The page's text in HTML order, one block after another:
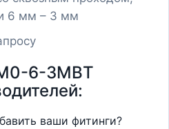
6 мм – 3 мм
6-3MBT
ваши фитинги?